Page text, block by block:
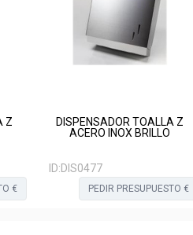
Z
€
DISPENSADOR TOALLA Z
ACERO INOX BRILLO
ID:DIS0477
PEDIR PRESUPUESTO €